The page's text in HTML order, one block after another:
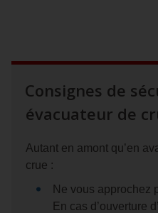
Consignes de
évacuateur de
Autant en amont qu’en
crue :
Ne vous approchez
En cas d’ouverture